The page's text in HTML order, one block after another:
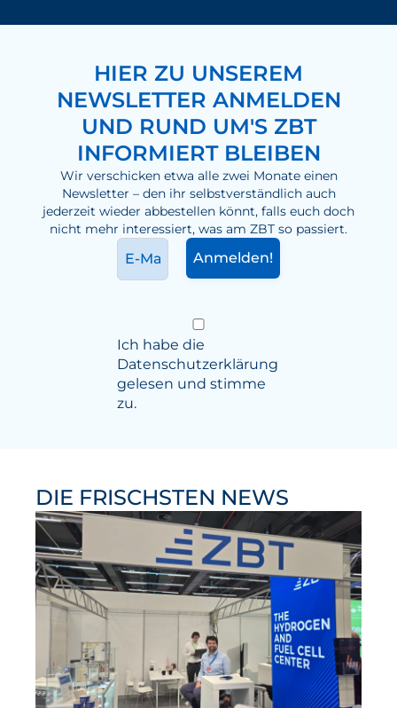
hier geht's zu den ZBT-News
HIER ZU UNSEREM
NEWSLETTER ANMELDEN
UND RUND UM'S ZBT
INFORMIERT BLEIBEN
Wir verschicken etwa alle zwei Monate einen
Newsletter – den ihr selbstverständlich auch
jederzeit wieder abbestellen könnt, falls euch doch
nicht mehr interessiert, was am ZBT so passiert.
Ich habe die
Datenschutzerklärung
gelesen und stimme
zu.
DIE FRISCHSTEN NEWS